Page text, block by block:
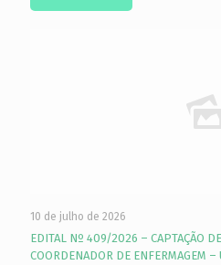
10 de julho de 2026
EDITAL Nº 409/2026 – CAPTAÇÃO
COORDENADOR DE ENFERMAGEM